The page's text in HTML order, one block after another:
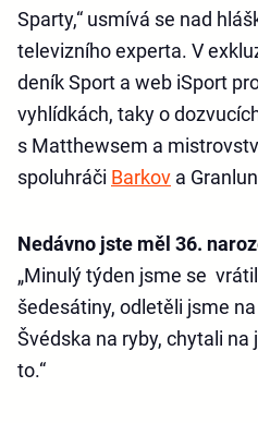
Sparty,“ usmívá se nad
televizního experta. V
deník Sport a web iSport
vyhlídkách, taky o
s Matthewsem a
spoluhráči Barkov a
Nedávno jste měl 36.
„Minulý týden jsme se
šedesátiny, odletěli jsme
Švédska na ryby, chytali na
to.“